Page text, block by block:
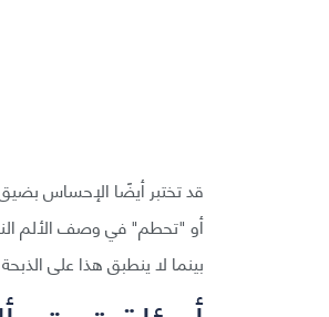
قد تختبر أيضًا الإحساس
أو "تحطم" في وصف الألم
بينما لا ينطبق هذا على